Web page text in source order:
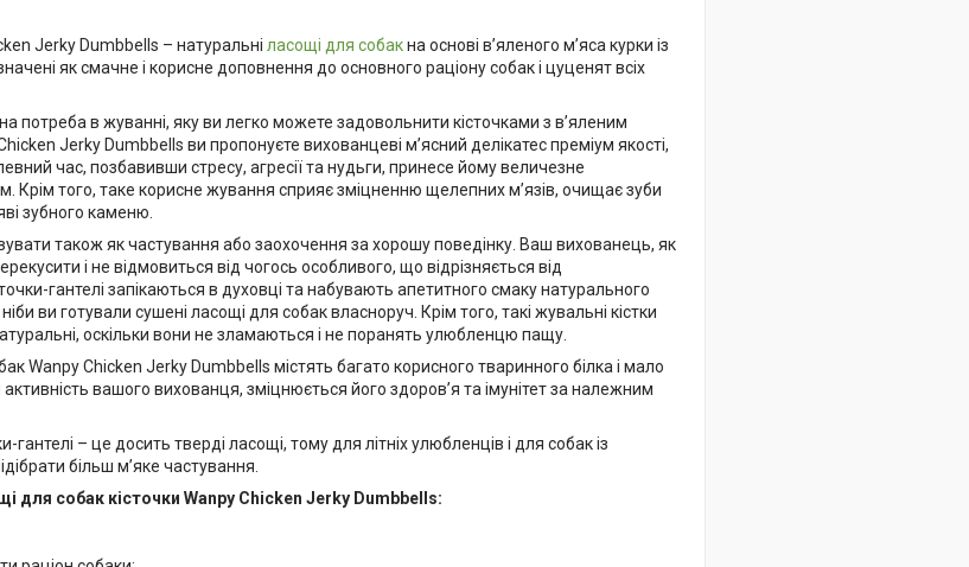
Jerky Dumbbells – натуральні ласощі для собакна основі в’яленого м’яса курки із
як смачне і корисне доповнення до основного раціону собак і цуценят всіх
потреба в жуванні, яку ви легко можете задовольнити кісточками з в’яленим
Jerky Dumbbells ви пропонуєте вихованцеві м’ясний делікатес преміум якості,
час, позбавивши стресу, агресії та нудьги, принесе йому величезне
Крім того, таке корисне жування сприяє зміцненню щелепних м’язів, очищає зуби
зубного каменю.
також як частування або заохочення за хорошу поведінку. Ваш вихованець, як
і не відмовиться від чогось особливого, що відрізняється від
гантелі запікаються в духовці та набувають апетитного смаку натурального
ви готували сушені ласощі для собак власноруч. Крім того, такі жувальні кістки
оскільки вони не зламаються і не поранять улюбленцю пащу.
Wanpy Chicken Jerky Dumbbells містять багато корисного тваринного білка і мало
вашого вихованця, зміцнюється його здоров’я та імунітет за належним
гантелі – це досить тверді ласощі, тому для літніх улюбленців і для собак із
більш м’яке частування.
для собак кісточки Wanpy Chicken Jerky Dumbbells: